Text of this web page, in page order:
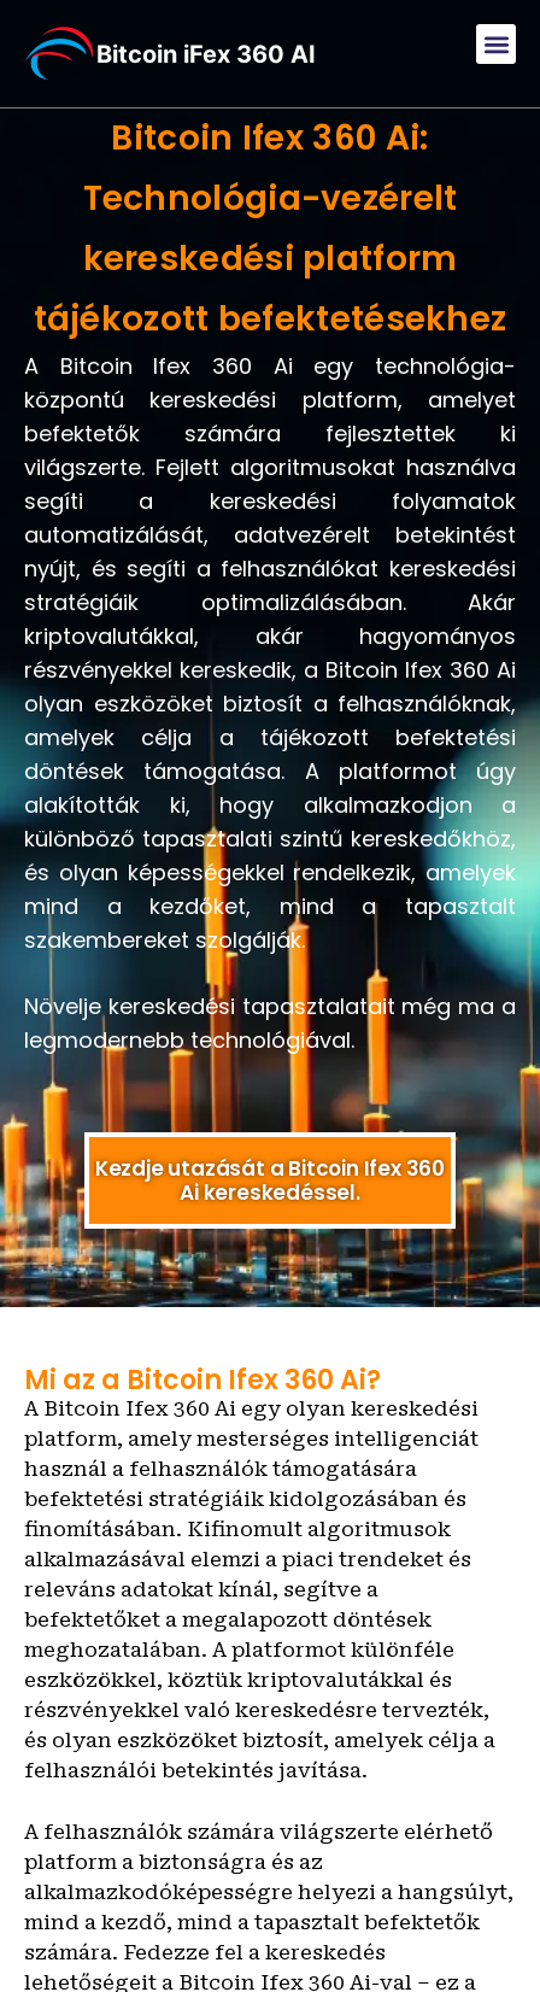
Bitcoin iFex 360 AI
Bitcoin Ifex 360 Ai:
Technológia-vezérelt
kereskedési platform
tájékozott befektetésekhez
A Bitcoin Ifex 360 Ai egy technológia-
központú kereskedési platform, amelyet
befektetők számára fejlesztettek ki
világszerte. Fejlett algoritmusokat használva
segíti a kereskedési folyamatok
automatizálását, adatvezérelt betekintést
nyújt, és segíti a felhasználókat kereskedési
stratégiáik optimalizálásában. Akár
kriptovalutákkal, akár hagyományos
részvényekkel kereskedik, a Bitcoin Ifex 360 Ai
olyan eszközöket biztosít a felhasználóknak,
amelyek célja a tájékozott befektetési
döntések támogatása. A platformot úgy
alakították ki, hogy alkalmazkodjon a
különböző tapasztalati szintű kereskedőkhöz,
és olyan képességekkel rendelkezik, amelyek
mind a kezdőket, mind a tapasztalt
szakembereket szolgálják.
Növelje kereskedési tapasztalatait még ma a
legmodernebb technológiával.
Kezdje utazását a Bitcoin Ifex 360
Ai kereskedéssel.
Mi az a Bitcoin Ifex 360 Ai?
A Bitcoin Ifex 360 Ai egy olyan kereskedési
platform, amely mesterséges intelligenciát
használ a felhasználók támogatására
befektetési stratégiáik kidolgozásában és
finomításában. Kifinomult algoritmusok
alkalmazásával elemzi a piaci trendeket és
releváns adatokat kínál, segítve a
befektetőket a megalapozott döntések
meghozatalában. A platformot különféle
eszközökkel, köztük kriptovalutákkal és
részvényekkel való kereskedésre tervezték,
és olyan eszközöket biztosít, amelyek célja a
felhasználói betekintés javítása.
A felhasználók számára világszerte elérhető
platform a biztonságra és az
alkalmazkodóképességre helyezi a hangsúlyt,
mind a kezdő, mind a tapasztalt befektetők
számára. Fedezze fel a kereskedés
lehetőségeit a Bitcoin Ifex 360 Ai-val – ez a